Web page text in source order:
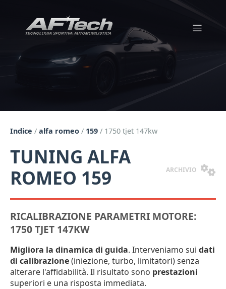
Indice / alfa romeo / 159 / 1750 tjet 147kw
TUNING ALFA
ROMEO 159
ARCHIVIO
RICALIBRAZIONE PARAMETRI MOTORE:
1750 TJET 147KW
Migliora la dinamica di guida. Interveniamo sui dati
di calibrazione(iniezione, turbo, limitatori) senza
alterare l'affidabilità. Il risultato sono prestazioni
superiori e una risposta immediata.